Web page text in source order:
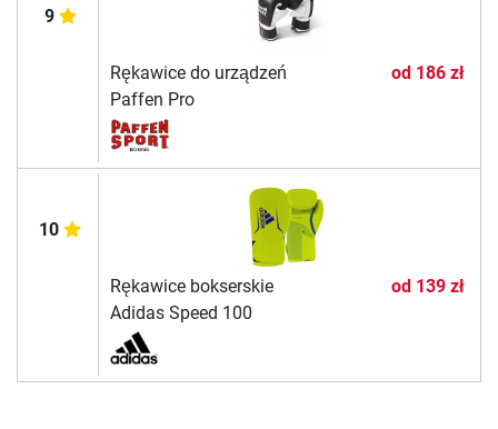
9
Rękawice do urządzeń
Paffen Pro
od 186 zł
10
Rękawice bokserskie
Adidas Speed 100
od 139 zł